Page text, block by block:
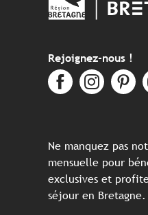
Rejoignez-nous !
Ne manquez pas
mensuelle pour
exclusives et
séjour en Bretagne.